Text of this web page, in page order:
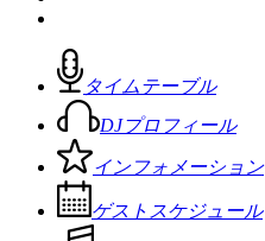
タイムテーブル
DJプロフィール
インフォメーション
ゲストスケジュール